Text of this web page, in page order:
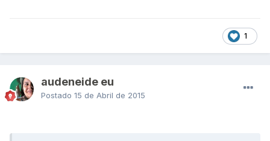
1
audeneide eu
Postado 15 de Abril de 2015